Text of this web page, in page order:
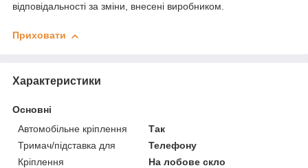
відповідальності за зміни, внесені виробником.
Приховати
Характеристики
Основні
Автомобільне кріплення
Так
Тримач/підставка для
Телефону
Кріплення
На лобове скло